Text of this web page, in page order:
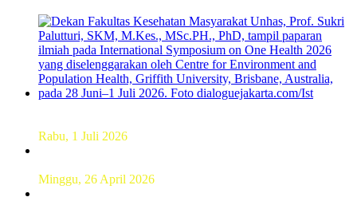
Rabu, 1 Juli 2026
Minggu, 26 April 2026